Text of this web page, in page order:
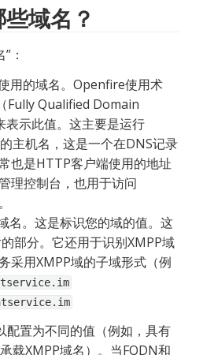
域名？
：
用的域名。Openfire使用术
Fully Qualified Domain
表示此值。这主要是运行
主机名，这是一个在DNS记录
也是HTTP客户端使用的地址
理控制台，也用于访问
名。这是标识您的域的值。这
部分。它还用于识别XMPP域
采用XMPP域的子域形式（例
配置为不同的值（例如，具有
载XMPP域名）。当FQDN和